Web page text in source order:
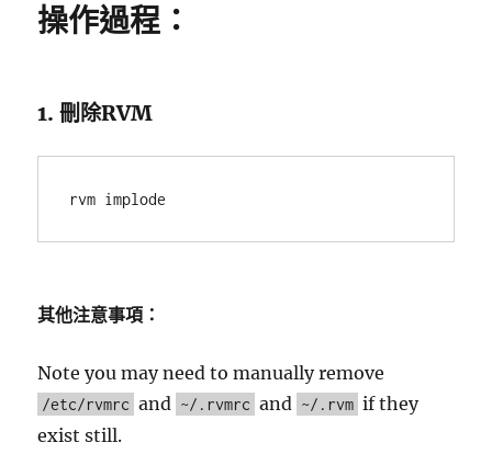
操作過程：
1. 刪除RVM
rvm implode
其他注意事項：
Note you may need to manually remove
/etc/rvmrc and ~/.rvmrc and ~/.rvm if they
exist still.